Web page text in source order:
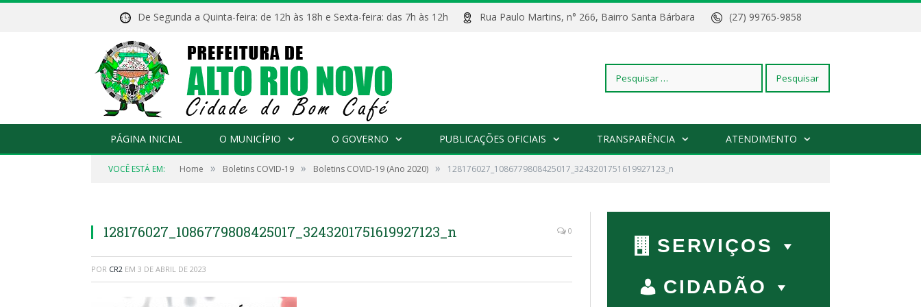
De Segunda a Quinta-feira: de 12h às 18h e Sexta-feira: das 7h às 12h Rua Paulo Martins, n° 266, Bairro Santa Bárbara (27) 99765-9858
Pesquisar
por:
PÁGINA INICIAL O MUNICÍPIO O GOVERNO PUBLICAÇÕES OFICIAIS TRANSPARÊNCIA ATENDIMENTO
VOCÊ ESTÁ EM: Home » Boletins COVID-19 » Boletins COVID-19 (Ano 2020) » 128176027_1086779808425017_3243201751619927123_n
128176027_1086779808425017_3243201751619927123_n 0
POR CR2 EM 3 DE ABRIL DE 2023
SERVIÇOS
CIDADÃO